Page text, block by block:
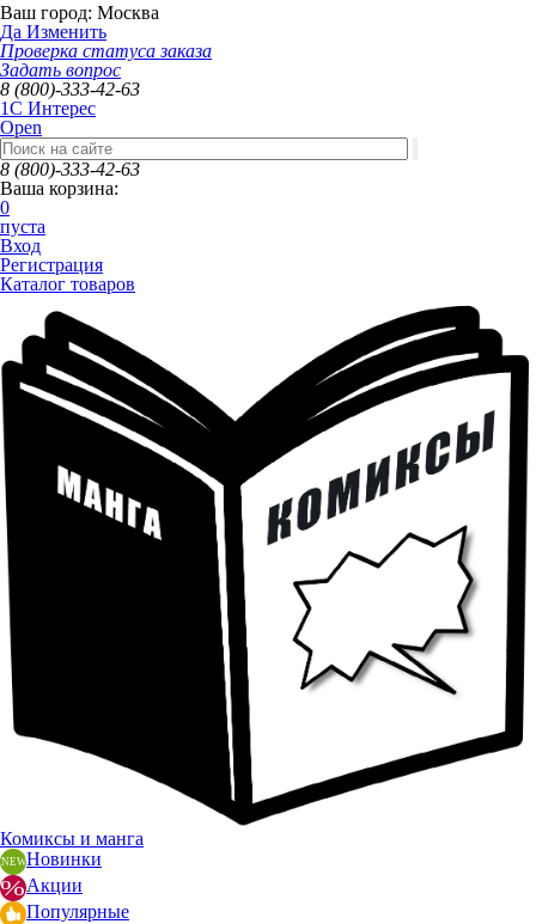
Ваш город: Москва
Да Изменить
Проверка статуса заказа
Задать вопрос
8 (800)-333-42-63
1C Интерес
Open
8 (800)-333-42-63
Ваша корзина:
0
пуста
Вход
Регистрация
Каталог товаров
Комиксы и манга
Новинки
Акции
Популярные